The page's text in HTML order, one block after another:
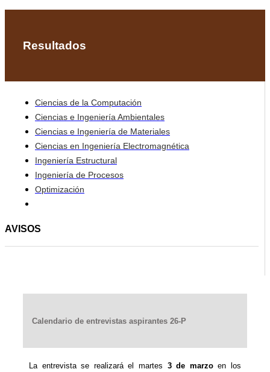
Resultados
Ciencias de la Computación
Ciencias e Ingeniería Ambientales
Ciencias e Ingeniería de Materiales
Ciencias en Ingeniería Electromagnética
Ingeniería Estructural
Ingeniería de Procesos
Optimización
AVISOS
Calendario de entrevistas aspirantes 26-P
La entrevista se realizará el martes 3 de marzoen los